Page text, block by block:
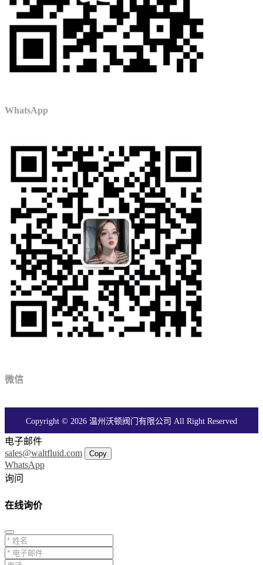
WhatsApp
微信
Copyright © 2026 温州沃顿阀门有限公司 All Right Reserved
电子邮件
sales@waltfluid.com
Copy
WhatsApp
询问
在线询价